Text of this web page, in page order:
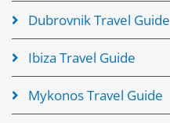
Dubrovnik Travel Guide
Ibiza Travel Guide
Mykonos Travel Guide